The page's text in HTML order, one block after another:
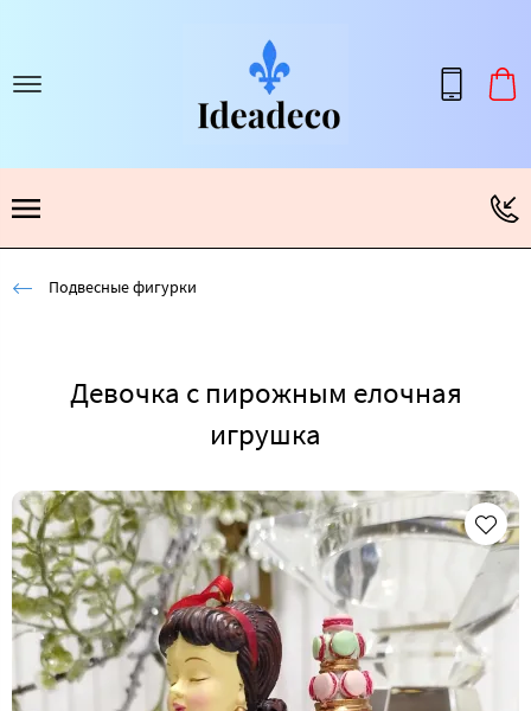
Подвесные фигурки
Девочка с пирожным елочная
игрушка